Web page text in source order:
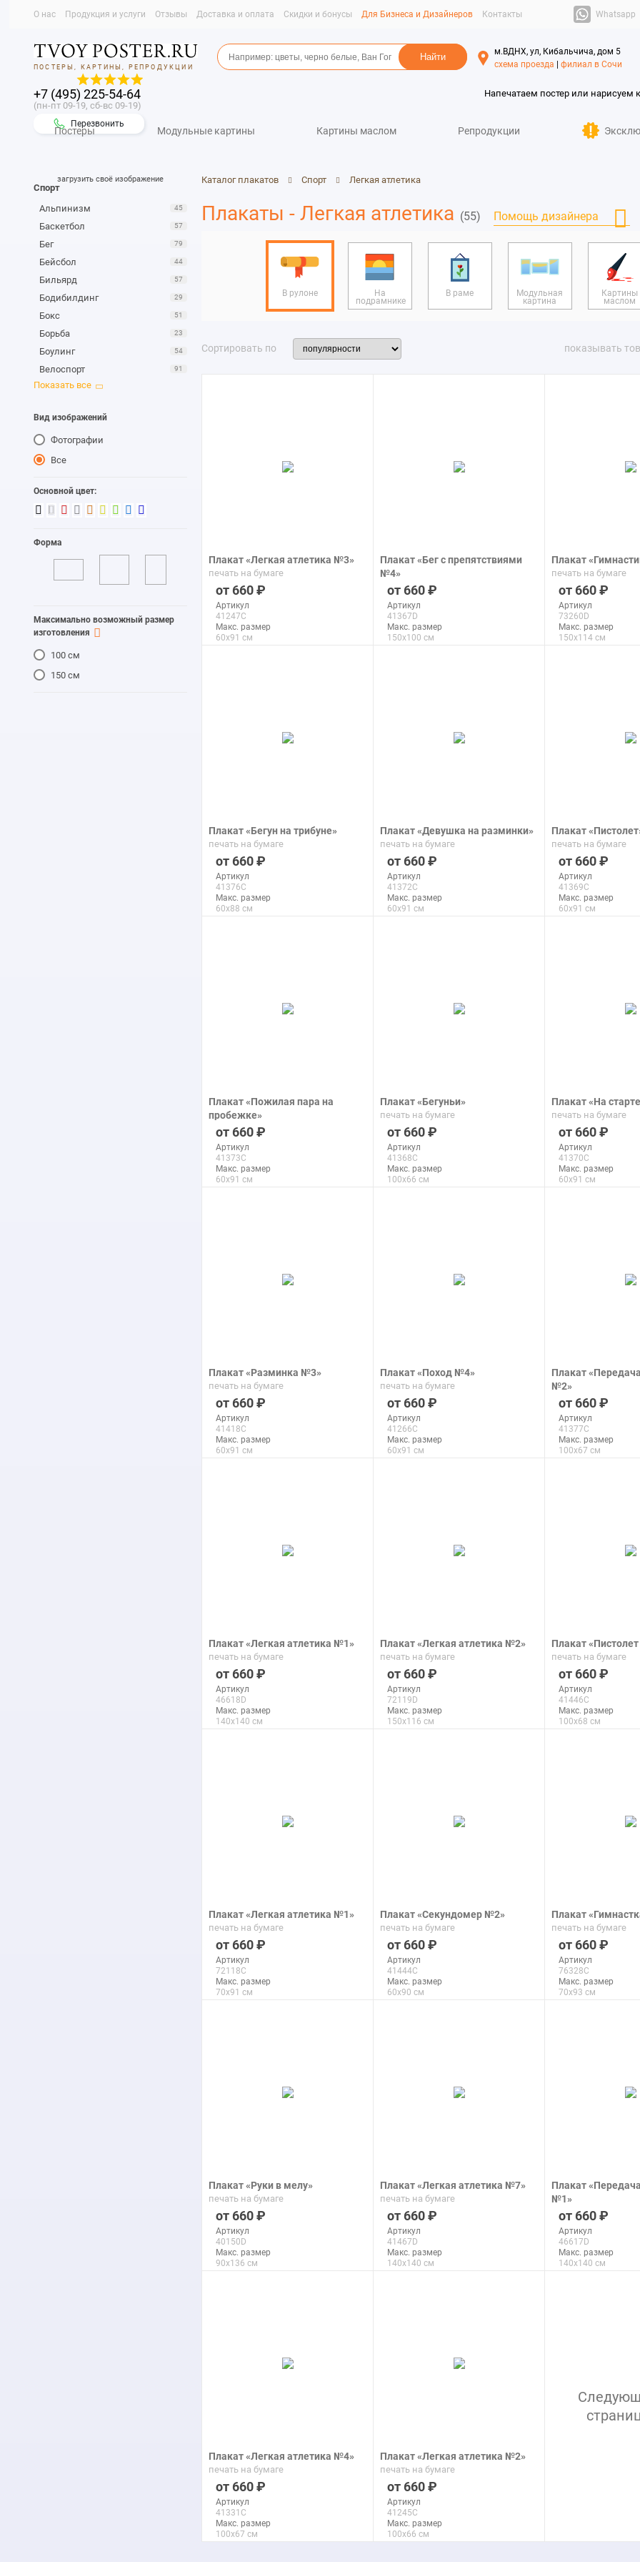
О нас Продукция и услуги Отзывы Доставка и оплата Скидки и бонусы Для Бизнеса и Дизайнеров Контакты Whatsapp
ПОСТЕРЫ, КАРТИНЫ, РЕПРОДУКЦИИ
+7 (495) 225-54-64
(пн-пт 09-19, сб-вс 09-19)
Перезвонить
м.ВДНХ, ул, Кибальчича, дом 5
схема проезда
филиал в Сочи
Напечатаем постер или нарисуем
Постеры Модульные картины Картины маслом Репродукции
загрузить своё изображение
Спорт
Альпинизм
45
Баскетбол 57
Бег 79
Бейсбол 44
Бильярд 57
Бодибилдинг 29
Бокс 51
Борьба 23
Боулинг 54
Велоспорт 91
Верховая езда
Волейбол
Гольф
Гонки
Карате
Катание на роликах
Конный спорт
Лыжный спорт
Плавание 53
Поло
Регби
Серфинг
Вид изображений
Фотографии
Все
Основной цвет:
Форма
Максимально возможный размер
изготовления
100 см
150 см
Каталог плакатов Спорт Легкая атлетика
Плакаты - Легкая атлетика (55) Помощь дизайнера
В рулоне На
подрамнике
В раме Модульная
картина
Картины
маслом
Сортировать по показывать
Плакат «Легкая атлетика №3»
печать на бумаге
660
Артикул
41247C
Макс. размер
60x91 см
Плакат «Бег с препятствиями
№4»
печать на бумаге
660
Артикул
41367D
Макс. размер
150x100 см
Плакат
печать на бумаге
660
Артикул
73260D
Макс. размер
150x114 см
Плакат «Бегун на трибуне»
печать на бумаге
660
Артикул
41376C
Макс. размер
60x88 см
Плакат «Девушка на разминки»
печать на бумаге
660
Артикул
41372C
Макс. размер
60x91 см
Плакат
печать на бумаге
660
Артикул
41369C
Макс. размер
60x91 см
Плакат «Пожилая пара на
пробежке»
печать на бумаге
660
Артикул
41373C
Макс. размер
60x91 см
Плакат «Бегуньи»
печать на бумаге
660
Артикул
41368C
Макс. размер
100x66 см
Плакат «На
печать на бумаге
660
Артикул
41370C
Макс. размер
60x91 см
Плакат «Разминка №3»
печать на бумаге
660
Артикул
41418C
Макс. размер
60x91 см
Плакат «Поход №4»
печать на бумаге
660
Артикул
41266C
Макс. размер
60x91 см
Плакат
№2»
печать на бумаге
660
Артикул
41377C
Макс. размер
100x67 см
Плакат «Легкая атлетика №1»
печать на бумаге
660
Артикул
46618D
Макс. размер
140x140 см
Плакат «Легкая атлетика №2»
печать на бумаге
660
Артикул
72119D
Макс. размер
150x116 см
Плакат
печать на бумаге
660
Артикул
41446C
Макс. размер
100x68 см
Плакат «Легкая атлетика №1»
печать на бумаге
660
Артикул
72118C
Макс. размер
70x91 см
Плакат «Секундомер №2»
печать на бумаге
660
Артикул
41444C
Макс. размер
60x90 см
Плакат
печать на бумаге
660
Артикул
76328C
Макс. размер
70x93 см
Плакат «Руки в мелу»
печать на бумаге
660
Артикул
40150D
Макс. размер
90x136 см
Плакат «Легкая атлетика №7»
печать на бумаге
660
Артикул
41467D
Макс. размер
140x140 см
Плакат
№1»
печать на бумаге
660
Артикул
46617D
Макс. размер
140x140 см
Плакат «Легкая атлетика №4»
печать на бумаге
660
Артикул
41331C
Макс. размер
100x67 см
Плакат «Легкая атлетика №2»
печать на бумаге
660
Артикул
41245C
Макс. размер
100x66 см